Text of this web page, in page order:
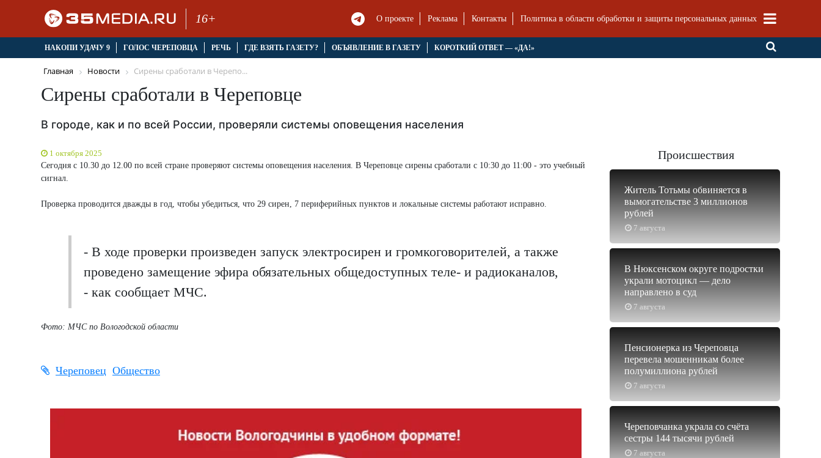
16+ О проекте Реклама Контакты Политика в области обработки и защиты персональных данных
НАКОПИ УДАЧУ 9 ГОЛОС ЧЕРЕПОВЦА РЕЧЬ ГДЕ ВЗЯТЬ ГАЗЕТУ? ОБЪЯВЛЕНИЕ В ГАЗЕТУ КОРОТКИЙ ОТВЕТ — «ДА!»
Главная Новости Сирены сработали в Черепо...
Сирены сработали в Череповце
В городе, как и по всей России, проверяли системы оповещения населения
1 октября 2025
Сегодня с 10.30 до 12.00 по всей стране проверяют системы оповещения населения. В Череповце сирены сработали с 10:30 до 11:00 - это учебный
сигнал.
Проверка проводится дважды в год, чтобы убедиться, что 29 сирен, 7 периферийных пунктов и локальные системы работают исправно.
- В ходе проверки произведен запуск электросирен и громкоговорителей, а также
проведено замещение эфира обязательных общедоступных теле- и радиоканалов,
- как сообщает МЧС.
Фото: МЧС по Вологодской области
Череповец Общество
Происшествия
7 августа
Житель Тотьмы обвиняется в
вымогательстве 3 миллионов
рублей
7 августа
В Нюксенском округе подростки
украли мотоцикл — дело
направлено в суд
7 августа
Пенсионерка из Череповца
перевела мошенникам более
полумиллиона рублей
7 августа
Череповчанка украла со счёта
сестры 144 тысячи рублей